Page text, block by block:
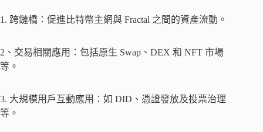
1. 跨鏈橋：促進比特幣主網與 Fractal 之間的資產流動。
2、交易相關應用：包括原生 Swap、DEX 和 NFT 市場
等。
3. 大規模用戶互動應用：如 DID、憑證發放及投票治理
等。